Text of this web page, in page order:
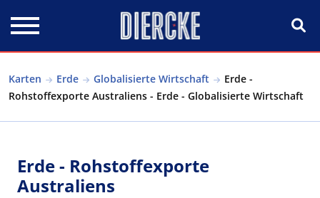
Karten Erde Globalisierte Wirtschaft
Erde -
Rohstoffexporte Australiens - Erde - Globalisierte Wirtschaft
Erde - Rohstoffexporte
Australiens